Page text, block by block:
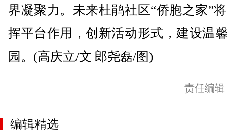
界凝聚力。未来杜鹃社区“侨胞之家”
挥平台作用，创新活动形式，建设温
园。(高庆立/文 郎尧磊/图)
责任编
编辑精选